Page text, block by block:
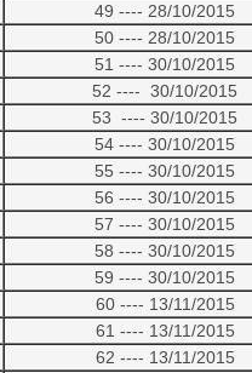
49 ---- 28/10/2015
50 ---- 28/10/2015
51 ---- 30/10/2015
52 ---- 30/10/2015
53 ---- 30/10/2015
54 ---- 30/10/2015
55 ---- 30/10/2015
56 ---- 30/10/2015
57 ---- 30/10/2015
58 ---- 30/10/2015
59 ---- 30/10/2015
60 ---- 13/11/2015
61 ---- 13/11/2015
62 ---- 13/11/2015